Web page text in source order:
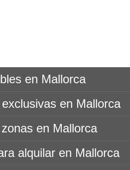
en Mallorca
en Mallorca
en Mallorca
alquilar en Mallorca